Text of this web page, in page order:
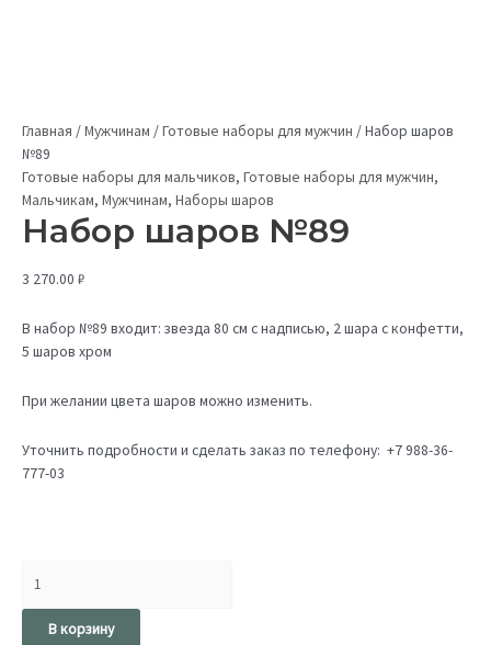
Главная /Мужчинам /Готовые наборы для мужчин /Набор шаров
№89
Готовые наборы для мальчиков, Готовые наборы для мужчин,
Мальчикам, Мужчинам, Наборы шаров
Набор шаров №89
3 270.00 ₽
В набор №89 входит: звезда 80 см с надписью, 2 шара с конфетти,
5 шаров хром
При желании цвета шаров можно изменить.
Уточнить подробности и сделать заказ по телефону: +7 988-36-
777-03
В корзину